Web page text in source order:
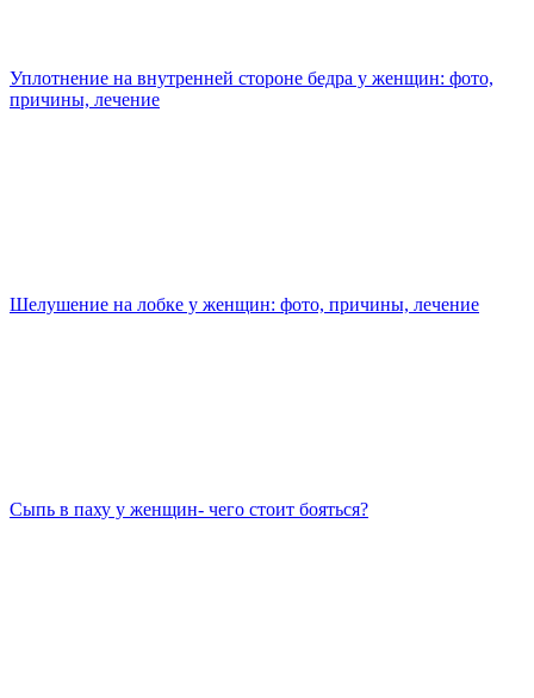
Уплотнение на внутренней стороне бедра у женщин: фото,
причины, лечение
Шелушение на лобке у женщин: фото, причины, лечение
Сыпь в паху у женщин- чего стоит бояться?